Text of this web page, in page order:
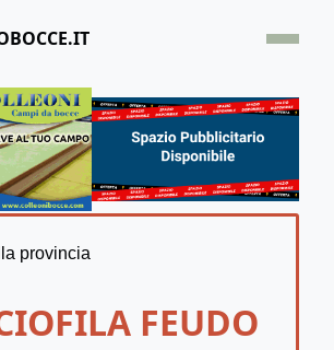
HOME
OFFERTA
SEGNALA UN CAMPO
provincia
FEUDO